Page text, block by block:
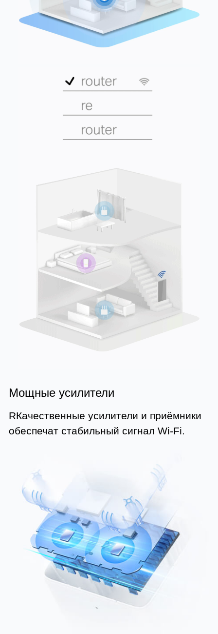
Мощные усилители
RКачественные усилители и приёмники
обеспечат стабильный сигнал Wi-Fi.